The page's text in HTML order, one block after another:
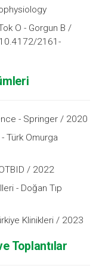
O - Gorgun B /
2161-
- Springer / 2020
Türk Omurga
/ 2022
- Doğan Tıp
Klinikleri / 2023
Toplantılar